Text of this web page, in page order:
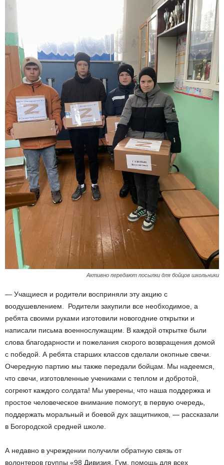
Активно передают посылки для бойцов школьники
— Учащиеся и родители восприняли эту акцию с
воодушевлением. Родители закупили все необходимое, а
ребята своими руками изготовили новогодние открытки и
написали письма военнослужащим. В каждой открытке были
слова благодарности и пожелания скорого возвращения домой
с победой. А ребята старших классов сделали окопные свечи.
Очередную партию мы также передали бойцам. Мы надеемся,
что свечи, изготовленные учениками с теплом и добротой,
согреют каждого солдата! Мы уверены, что наша поддержка и
простое человеческое внимание помогут, в первую очередь,
поддержать моральный и боевой дух защитников, — рассказали
в Богородской средней школе.
А недавно в учреждении получили обратную связь от
волонтеров группы «98 Дивизия. Гум. помощь для всех